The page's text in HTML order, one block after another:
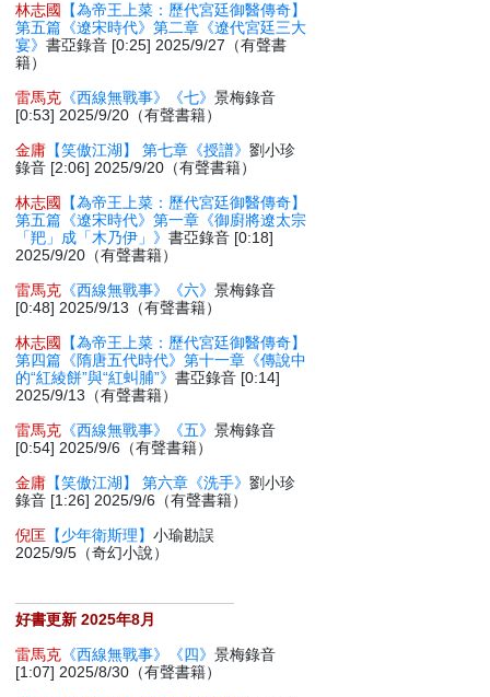
林志國
【為帝王上菜：歷代宮廷御醫傳奇】
第五篇《遼宋時代》第二章《遼代宮廷三大
宴》書亞錄音 [0:25] 2025/9/27（有聲書
籍）
雷馬克 《西線無戰事》《七》景梅錄音
[0:53] 2025/9/20（有聲書籍）
金庸 【笑傲江湖】 第七章《授譜》劉小珍
錄音 [2:06] 2025/9/20（有聲書籍）
林志國
【為帝王上菜：歷代宮廷御醫傳奇】
第五篇《遼宋時代》第一章《御廚將遼太宗
「羓」成「木乃伊」》書亞錄音 [0:18]
2025/9/20（有聲書籍）
雷馬克 《西線無戰事》《六》景梅錄音
[0:48] 2025/9/13（有聲書籍）
林志國
【為帝王上菜：歷代宮廷御醫傳奇】
第四篇《隋唐五代時代》第十一章《傳說中
的“紅綾餅”與“紅虯脯”》書亞錄音 [0:14]
2025/9/13（有聲書籍）
雷馬克 《西線無戰事》《五》景梅錄音
[0:54] 2025/9/6（有聲書籍）
金庸 【笑傲江湖】 第六章《洗手》劉小珍
錄音 [1:26] 2025/9/6（有聲書籍）
倪匡 【少年衛斯理】小瑜勘誤
2025/9/5（奇幻小說）
好書更新 2025年8月
雷馬克 《西線無戰事》《四》景梅錄音
[1:07] 2025/8/30（有聲書籍）